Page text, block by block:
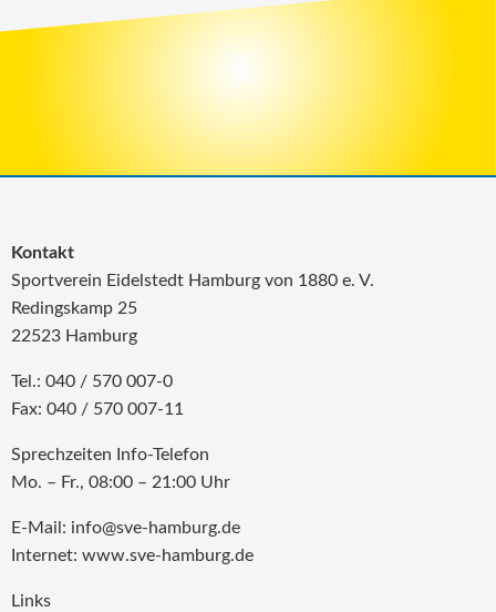
Kontakt
Sportverein Eidelstedt Hamburg von 1880 e. V.
Redingskamp 25
22523 Hamburg
Tel.: 040 / 570 007-0
Fax: 040 / 570 007-11
Sprechzeiten Info-Telefon
Mo. – Fr., 08:00 – 21:00 Uhr
E-Mail: info@sve-hamburg.de
Internet: www.sve-hamburg.de
Links